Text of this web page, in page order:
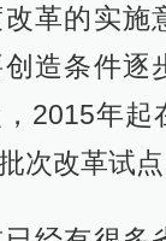
革的实施
造条件逐
2015年起
次改革试点